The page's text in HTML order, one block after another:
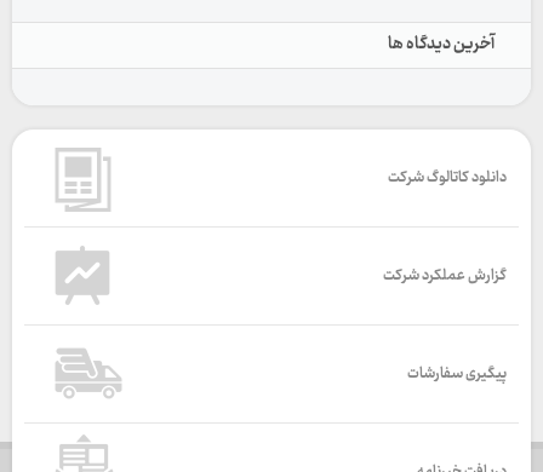
آخرین دیدگاه ها
دانلود کاتالوگ شرکت
گزارش عملکرد شرکت
پیگیری سفارشات